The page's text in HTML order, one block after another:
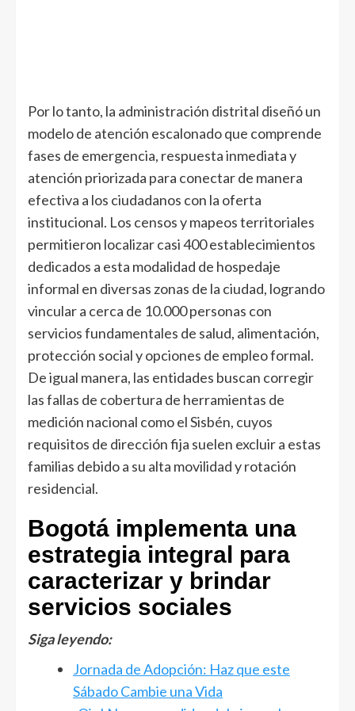
Por lo tanto, la administración distrital diseñó un
modelo de atención escalonado que comprende
fases de emergencia, respuesta inmediata y
atención priorizada para conectar de manera
efectiva a los ciudadanos con la oferta
institucional. Los censos y mapeos territoriales
permitieron localizar casi 400 establecimientos
dedicados a esta modalidad de hospedaje
informal en diversas zonas de la ciudad, logrando
vincular a cerca de 10.000 personas con
servicios fundamentales de salud, alimentación,
protección social y opciones de empleo formal.
De igual manera, las entidades buscan corregir
las fallas de cobertura de herramientas de
medición nacional como el Sisbén, cuyos
requisitos de dirección fija suelen excluir a estas
familias debido a su alta movilidad y rotación
residencial.
Bogotá implementa una
estrategia integral para
caracterizar y brindar
servicios sociales
Siga leyendo:
Jornada de Adopción: Haz que este
Sábado Cambie una Vida